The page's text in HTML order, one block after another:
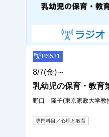
BS531
8/7(金)～
乳幼児の保育・教育
野口 隆子(東京家政大学教
専門科目／心理と教育